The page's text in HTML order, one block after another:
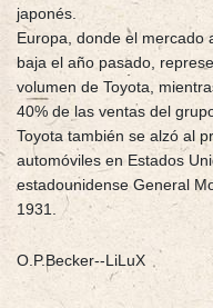
japonés.
Europa, donde el mercado
baja el año pasado,
volumen de Toyota,
40% de las ventas del
Toyota también se alzó al
automóviles en Estados
estadounidense General
1931.
O.P.Becker--LiLuX